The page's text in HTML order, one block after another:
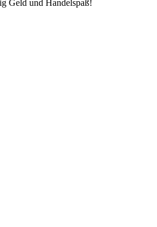
Geld und Handelspaß!